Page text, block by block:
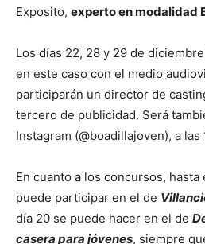
Exposito, experto en modalidad
Los días 22, 28 y 29 de
en este caso con el medio
participarán un director de
tercero de publicidad. Será
Instagram (@boadillajoven), a las
En cuanto a los concursos,
puede participar en el de
día 20 se puede hacer en el de
casera para jóvenes, siempre